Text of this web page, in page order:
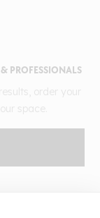
PROFESSIONALS